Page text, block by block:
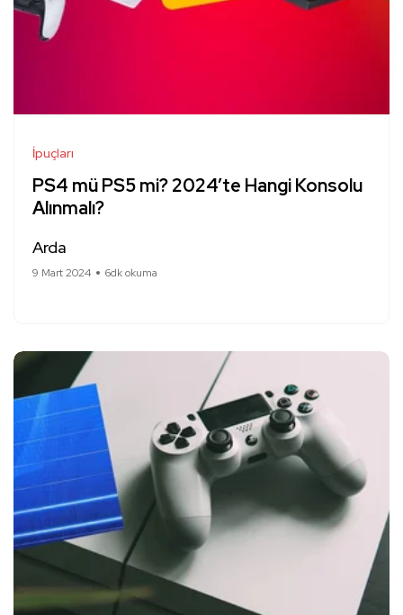
İpuçları
PS4 mü PS5 mi? 2024’te Hangi Konsolu
Alınmalı?
Arda
9 Mart 2024 6dk okuma